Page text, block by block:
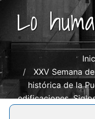
Lo
XXV Semana
histórica de la
edificaciones.